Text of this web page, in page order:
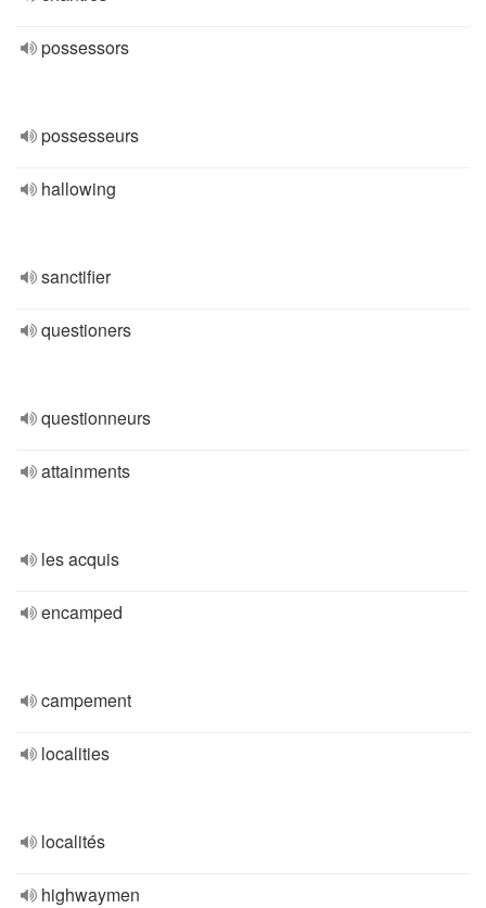
possessors
possesseurs
hallowing
sanctifier
questioners
questionneurs
attainments
les acquis
encamped
campement
localities
localités
highwaymen